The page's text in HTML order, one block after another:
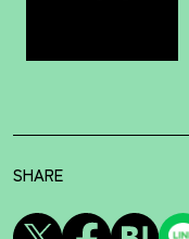
SHARE